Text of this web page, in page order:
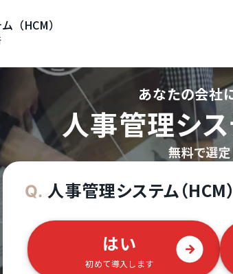
（HCM）
あなたの会社
人事管理シス
無料で選定
Q. 人事管理システム（
はい
初めて導入します